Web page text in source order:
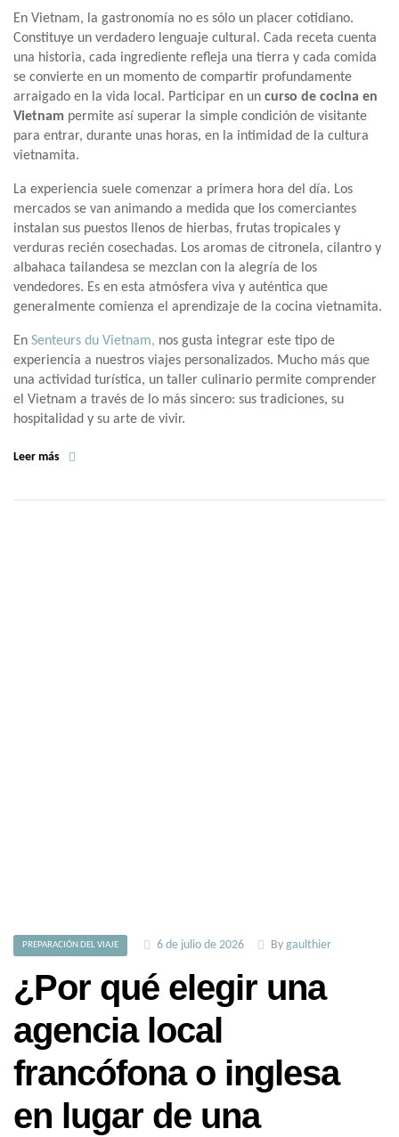
En Vietnam, la gastronomía no es sólo un placer cotidiano.
Constituye un verdadero lenguaje cultural. Cada receta cuenta
una historia, cada ingrediente refleja una tierra y cada comida
se convierte en un momento de compartir profundamente
arraigado en la vida local. Participar en un curso de cocina en
Vietnam permite así superar la simple condición de visitante
para entrar, durante unas horas, en la intimidad de la cultura
vietnamita.
La experiencia suele comenzar a primera hora del día. Los
mercados se van animando a medida que los comerciantes
instalan sus puestos llenos de hierbas, frutas tropicales y
verduras recién cosechadas. Los aromas de citronela, cilantro y
albahaca tailandesa se mezclan con la alegría de los
vendedores. Es en esta atmósfera viva y auténtica que
generalmente comienza el aprendizaje de la cocina vietnamita.
En Senteurs du Vietnam, nos gusta integrar este tipo de
experiencia a nuestros viajes personalizados. Mucho más que
una actividad turística, un taller culinario permite comprender
el Vietnam a través de lo más sincero: sus tradiciones, su
hospitalidad y su arte de vivir.
Leer más
PREPARACIÓN DEL VIAJE 6 de julio de 2026 By gaulthier
¿Por qué elegir una
agencia local
francófona o inglesa
en lugar de una